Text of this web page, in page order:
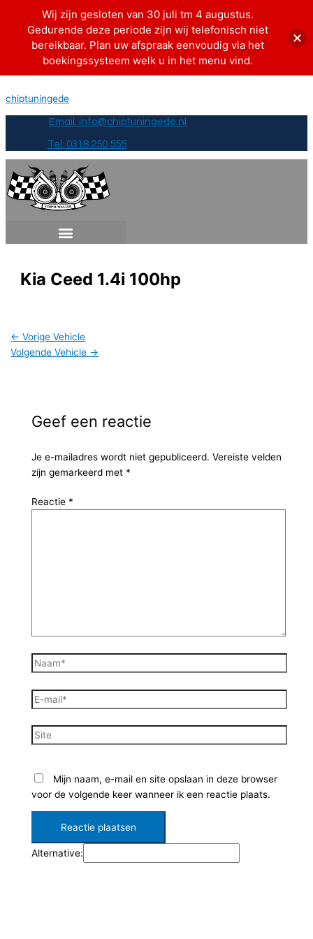
chiptuningede
Email: info@chiptuningede.nl
Tel: 0318 250 555
Kia Ceed 1.4i 100hp
← Vorige Vehicle
Volgende Vehicle →
Geef een reactie
Je e-mailadres wordt niet gepubliceerd. Vereiste velden
zijn gemarkeerd met *
Reactie *
Mijn naam, e-mail en site opslaan in deze browser
voor de volgende keer wanneer ik een reactie plaats.
Alternative:
Wij zijn gesloten van 30 juli tm 4 augustus.
Gedurende deze periode zijn wij telefonisch niet
bereikbaar. Plan uw afspraak eenvoudig via het
boekingssysteem welk u in het menu vind.